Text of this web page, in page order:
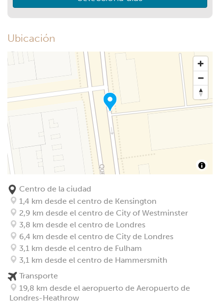
Ubicación
Centro de la ciudad
1,4 km desde el centro de Kensington
2,9 km desde el centro de City of Westminster
3,8 km desde el centro de Londres
6,4 km desde el centro de City de Londres
3,1 km desde el centro de Fulham
3,1 km desde el centro de Hammersmith
Transporte
19,8 km desde el aeropuerto de Aeropuerto de
Londres-Heathrow